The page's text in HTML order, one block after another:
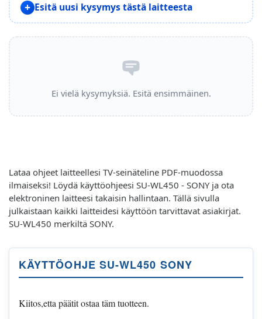
Esitä uusi kysymys tästä laitteesta
Ei vielä kysymyksiä. Esitä ensimmäinen.
Lataa ohjeet laitteellesi TV-seinäteline PDF-muodossa
ilmaiseksi! Löydä käyttöohjeesi SU-WL450 - SONY ja ota
elektroninen laitteesi takaisin hallintaan. Tällä sivulla
julkaistaan kaikki laitteidesi käyttöön tarvittavat asiakirjat.
SU-WL450 merkiltä SONY.
KÄYTTÖOHJE SU-WL450 SONY
Kiitos,etta päätit ostaa täm tuotteen.